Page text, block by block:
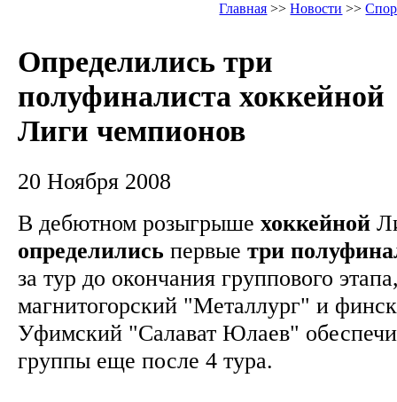
Главная >>Новости >>
Определились три
полуфиналиста хоккейной
Лиги чемпионов
20 Ноября 2008
В дебютном розыгрыше хоккейной
определились первые три
за тур до окончания группового
магнитогорский "Металлург" и
Уфимский "Салават Юлаев"
группы еще после 4 тура.